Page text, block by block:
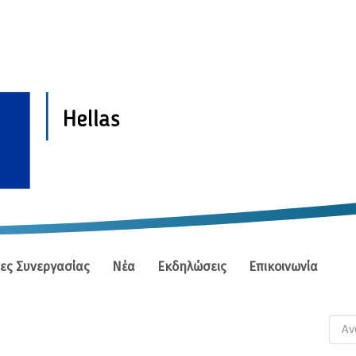
Συνεργασίας Νέα Εκδηλώσεις Επικοινωνία